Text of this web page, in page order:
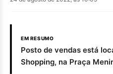
EM RESUMO
Posto de vendas está
Shopping, na Praça